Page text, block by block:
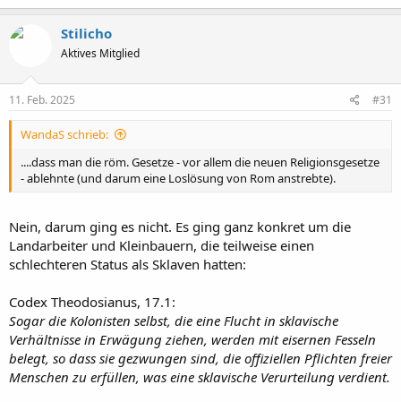
Stilicho
Aktives Mitglied
11. Feb. 2025 #31
WandaS schrieb:
....dass man die röm. Gesetze - vor allem die neuen Religionsgesetze
- ablehnte (und darum eine Loslösung von Rom anstrebte).
Nein, darum ging es nicht. Es ging ganz konkret um die
Landarbeiter und Kleinbauern, die teilweise einen
schlechteren Status als Sklaven hatten:
Codex Theodosianus, 17.1:
Sogar die Kolonisten selbst, die eine Flucht in sklavische
Verhältnisse in Erwägung ziehen, werden mit eisernen Fesseln
belegt, so dass sie gezwungen sind, die offiziellen Pflichten freier
Menschen zu erfüllen, was eine sklavische Verurteilung verdient.